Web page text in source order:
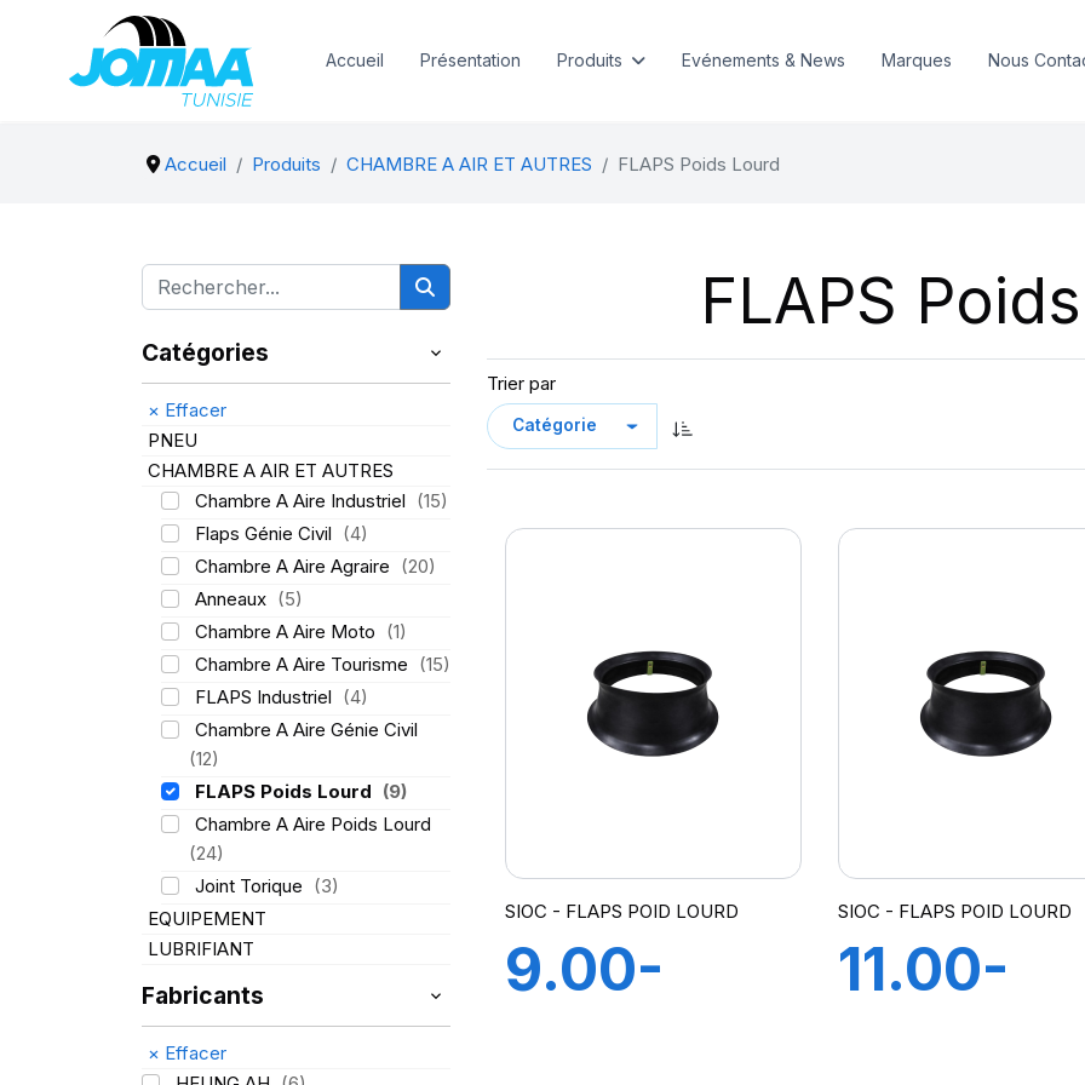
Accueil Présentation Produits Evénements & News Marques Nous
Accueil Produits CHAMBRE A AIR ET AUTRES FLAPS Poids Lourd
Catégories
× Effacer
PNEU
CHAMBRE A AIR ET AUTRES
Chambre A Aire Industriel (15)
Flaps Génie Civil (4)
Chambre A Aire Agraire (20)
Anneaux (5)
Chambre A Aire Moto (1)
Chambre A Aire Tourisme (15)
FLAPS Industriel (4)
Chambre A Aire Génie Civil
(12)
FLAPS Poids Lourd (9)
Chambre A Aire Poids Lourd
(24)
Joint Torique (3)
EQUIPEMENT
LUBRIFIANT
Fabricants
× Effacer
FLAPS
Trier par
SIOC - FLAPS POID LOURD
9.00-
SIOC - FLAPS POID LOURD
11.00-